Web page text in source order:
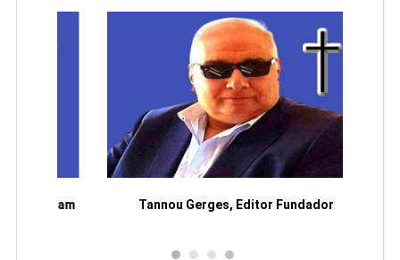
Tannou Gerges, Editor Fundador